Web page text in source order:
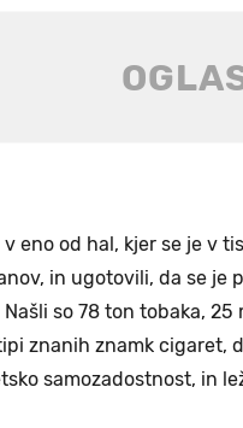
eno od hal, kjer se je v
in ugotovili, da se je
so 78 ton tobaka,
znanih znamk cigaret,
samozadostnost, in